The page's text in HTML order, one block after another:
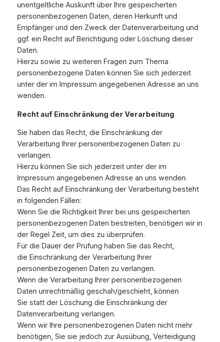
unentgeltliche Auskunft über Ihre gespeicherten
personenbezogenen Daten, deren Herkunft und
Empfänger und den Zweck der Datenverarbeitung und
ggf. ein Recht auf Berichtigung oder Löschung dieser
Daten.
Hierzu sowie zu weiteren Fragen zum Thema
personenbezogene Daten können Sie sich jederzeit
unter der im Impressum angegebenen Adresse an uns
wenden.
Recht auf Einschränkung der Verarbeitung
Sie haben das Recht, die Einschränkung der
Verarbeitung Ihrer personenbezogenen Daten zu
verlangen.
Hierzu können Sie sich jederzeit unter der im
Impressum angegebenen Adresse an uns wenden.
Das Recht auf Einschränkung der Verarbeitung besteht
in folgenden Fällen:
Wenn Sie die Richtigkeit Ihrer bei uns gespeicherten
personenbezogenen Daten bestreiten, benötigen wir in
der Regel Zeit, um dies zu überprüfen.
Für die Dauer der Prüfung haben Sie das Recht,
die Einschränkung der Verarbeitung Ihrer
personenbezogenen Daten zu verlangen.
Wenn die Verarbeitung Ihrer personenbezogenen
Daten unrechtmäßig geschah/geschieht, können
Sie statt der Löschung die Einschränkung der
Datenverarbeitung verlangen.
Wenn wir Ihre personenbezogenen Daten nicht mehr
benötigen, Sie sie jedoch zur Ausübung, Verteidigung